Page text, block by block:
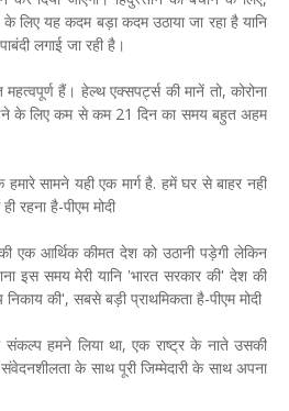
लिए यह कदम बड़ा कदम उठाया जा रहा है यानि
लगाई जा रही है।
हैं। हेल्थ एक्सपर्ट्स की मानें तो, कोरोना
के लिए कम से कम 21 दिन का समय बहुत अहम
सामने यही एक मार्ग है. हमें घर से बाहर नहीं
रहना है-पीएम मोदी
एक आर्थिक कीमत देश को उठानी पड़ेगी लेकिन
इस समय मेरी यानि 'भारत सरकार की' देश की
की', सबसे बड़ी प्राथमिकता है-पीएम मोदी
संकल्प हमने लिया था, एक राष्ट्र के नाते उसकी
संवेदनशीलता के साथ पूरी जिम्मेदारी के साथ अपना